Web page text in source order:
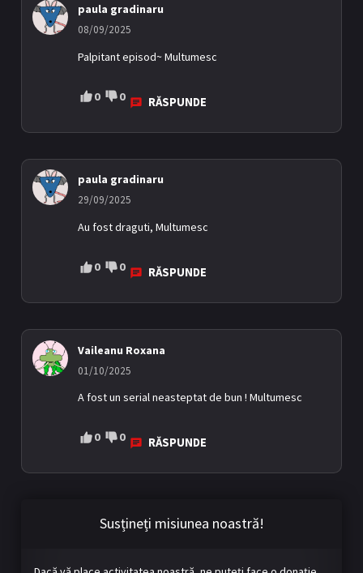
paula gradinaru
08/09/2025
Palpitant episod~ Multumesc
0 0 RĂSPUNDE
paula gradinaru
29/09/2025
Au fost draguti, Multumesc
0 0 RĂSPUNDE
Vaileanu Roxana
01/10/2025
A fost un serial neasteptat de bun ! Multumesc
0 0 RĂSPUNDE
Susțineți misiunea noastră!